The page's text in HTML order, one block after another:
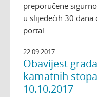
preporučene
u slijedećih 30
portal...
22.09.2017.
Obavijest
kamatnih
10.10.2017